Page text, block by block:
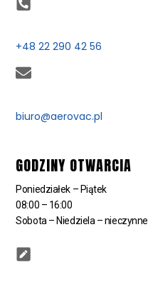
+48 22 290 42 56
biuro@aerovac.pl
GODZINY OTWARCIA
Poniedziałek – Piątek
08:00 – 16:00
Sobota – Niedziela – nieczynne